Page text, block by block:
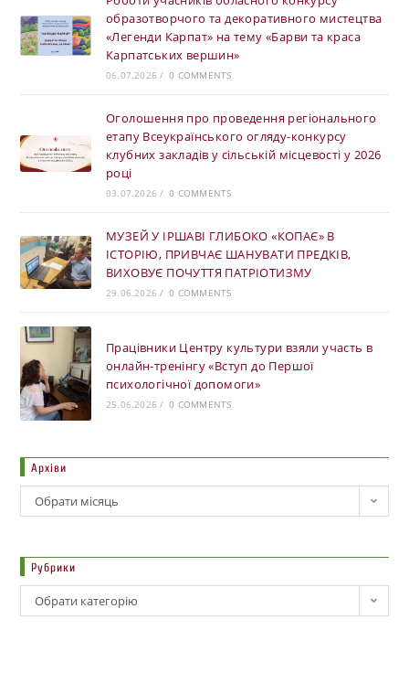
образотворчого та декоративного мистецтва
«Легенди Карпат» на тему «Барви та краса
Карпатських вершин»
06.07.2026 / 0 COMMENTS
Оголошення про проведення регіонального
етапу Всеукраїнського огляду-конкурсу
клубних закладів у сільській місцевості у 2026
році
03.07.2026 / 0 COMMENTS
МУЗЕЙ У ІРШАВІ ГЛИБОКО «КОПАЄ» В
ІСТОРІЮ, ПРИВЧАЄ ШАНУВАТИ ПРЕДКІВ,
ВИХОВУЄ ПОЧУТТЯ ПАТРІОТИЗМУ
29.06.2026 / 0 COMMENTS
Працівники Центру культури взяли участь в
онлайн-тренінгу «Вступ до Першої
психологічної допомоги»
25.06.2026 / 0 COMMENTS
Архіви
Обрати місяць
Рубрики
Обрати категорію